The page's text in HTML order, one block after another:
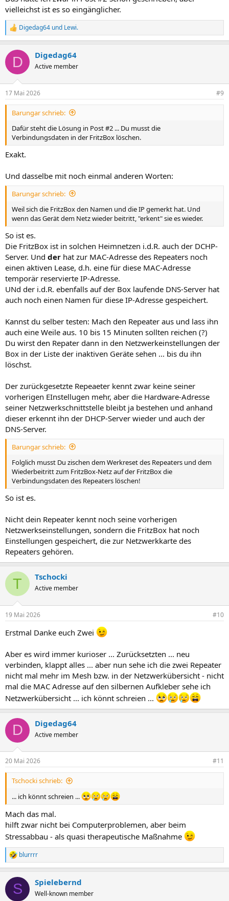
vielleichst ist es so eingänglicher.
R
e
k
i
e
n
Digedag64 und Lewi.
D Digedag64
Active member
17 Mai 2026 #9
Barungar schrieb:
Dafür steht die Lösung in Post #2 ... Du musst die
Verbindungsdaten in der FritzBox löschen.
Exakt.
Und dasselbe mit noch einmal anderen Worten:
Barungar schrieb:
Weil sich die FritzBox den Namen und die IP gemerkt hat. Und
wenn das Gerät dem Netz wieder beitritt, "erkent" sie es wieder.
So ist es.
Die FritzBox ist in solchen Heimnetzen i.d.R. auch der DCHP-
Server. Und der hat zur MAC-Adresse des Repeaters noch
einen aktiven Lease, d.h. eine für diese MAC-Adresse
temporär reservierte IP-Adresse.
UNd der i.d.R. ebenfalls auf der Box laufende DNS-Server hat
auch noch einen Namen für diese IP-Adresse gespeichert.
Kannst du selber testen: Mach den Repeater aus und lass ihn
auch eine Weile aus. 10 bis 15 Minuten sollten reichen (?)
Du wirst den Repater dann in den Netzwerkeinstellungen der
Box in der Liste der inaktiven Geräte sehen ... bis du ihn
löschst.
Der zurückgesetzte Repeaeter kennt zwar keine seiner
vorherigen EInstellugen mehr, aber die Hardware-Adresse
seiner Netzwerkschnittstelle bleibt ja bestehen und anhand
dieser erkennt ihn der DHCP-Server wieder und auch der
DNS-Server.
Barungar schrieb:
Folglich musst Du zischen dem Werkreset des Repeaters und dem
Wiederbeitritt zum FritzBox-Netz auf der FritzBox die
Verbindungsdaten des Repeaters löschen!
So ist es.
Nicht dein Repeater kennt noch seine vorherigen
Netzwerkseinstellungen, sondern die FritzBox hat noch
Einstellungen gespeichert, die zur Netzwerkkarte des
Repeaters gehören.
T Tschocki
Active member
19 Mai 2026 #10
Erstmal Danke euch Zwei
Aber es wird immer kurioser ... Zurücksetzten ... neu
verbinden, klappt alles ... aber nun sehe ich die zwei Repeater
nicht mal mehr im Mesh bzw. in der Netzwerkübersicht - nicht
mal die MAC Adresse auf den silbernen Aufkleber sehe ich
Netzwerkübersicht ... ich könnt schreien ...
D Digedag64
Active member
20 Mai 2026 #11
Tschocki schrieb:
... ich könnt schreien ...
Mach das mal.
hilft zwar nicht bei Computerproblemen, aber beim
Stressabbau - als quasi therapeutische Maßnahme
R
e
k
i
blurrrr
S Spielebernd
Well-known member